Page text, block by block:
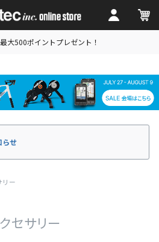
大500ポイントプレゼント！
らせ
リー
セサリー